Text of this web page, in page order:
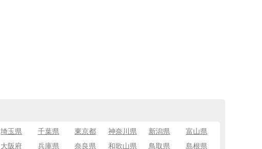
埼玉県 千葉県 東京都 神奈川県 新潟県
富山県
大阪府 兵庫県 奈良県 和歌山県 鳥取県
島根県